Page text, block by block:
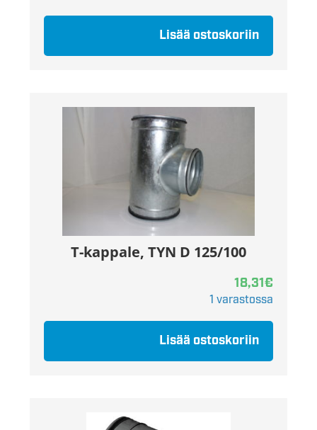
Lisää ostoskoriin
T-kappale, TYN D 125/100
18,31€
1 varastossa
Lisää ostoskoriin